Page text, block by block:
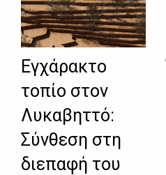
Εγχάρακτο
τοπίο στον
Λυκαβηττό:
Σύνθεση στη
διεπαφή του